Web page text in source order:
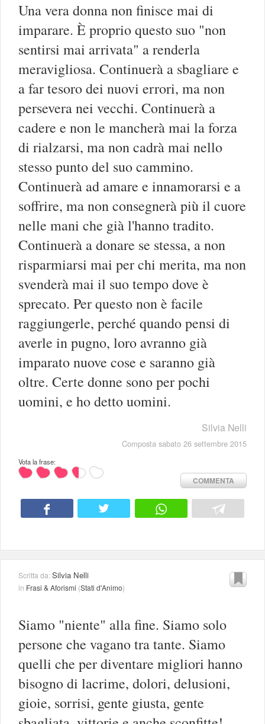
Una vera donna non finisce mai di
imparare. È proprio questo suo "non
sentirsi mai arrivata" a renderla
meravigliosa. Continuerà a sbagliare e
a far tesoro dei nuovi errori, ma non
persevera nei vecchi. Continuerà a
cadere e non le mancherà mai la forza
di rialzarsi, ma non cadrà mai nello
stesso punto del suo cammino.
Continuerà ad amare e innamorarsi e a
soffrire, ma non consegnerà più il cuore
nelle mani che già l'hanno tradito.
Continuerà a donare se stessa, a non
risparmiarsi mai per chi merita, ma non
svenderà mai il suo tempo dove è
sprecato. Per questo non è facile
raggiungerle, perché quando pensi di
averle in pugno, loro avranno già
imparato nuove cose e saranno già
oltre. Certe donne sono per pochi
uomini, e ho detto uomini.
Silvia Nelli
Composta sabato 26 settembre 2015
Vota la frase:
COMMENTA
Scritta da:Silvia Nelli
in Frasi & Aforismi (Stati d'Animo)
Siamo "niente" alla fine. Siamo solo
persone che vagano tra tante. Siamo
quelli che per diventare migliori hanno
bisogno di lacrime, dolori, delusioni,
gioie, sorrisi, gente giusta, gente